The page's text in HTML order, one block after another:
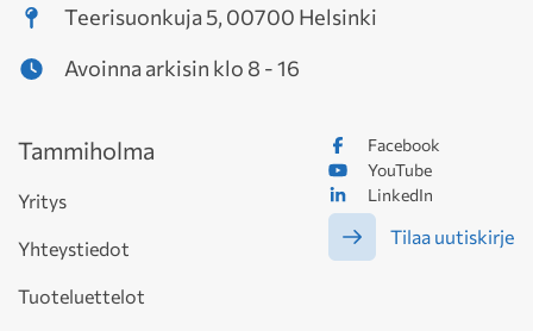
Teerisuonkuja 5, 00700 Helsinki
Avoinna arkisin klo 8 - 16
Facebook
YouTube
LinkedIn
Tilaa uutiskirje
Tammiholma
Yritys
Yhteystiedot
Tuoteluettelot